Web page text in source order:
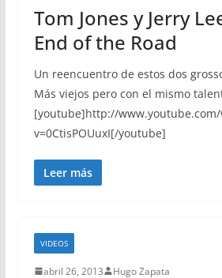
Tom Jones y Jerry
End of the Road
Un reencuentro de estos dos
Más viejos pero con el mismo
[youtube]http://www.youtube.com/
v=0CtisPOUuxI[/youtube]
Leer más
VIDEOS
abril 26, 2013 Hugo Zapata